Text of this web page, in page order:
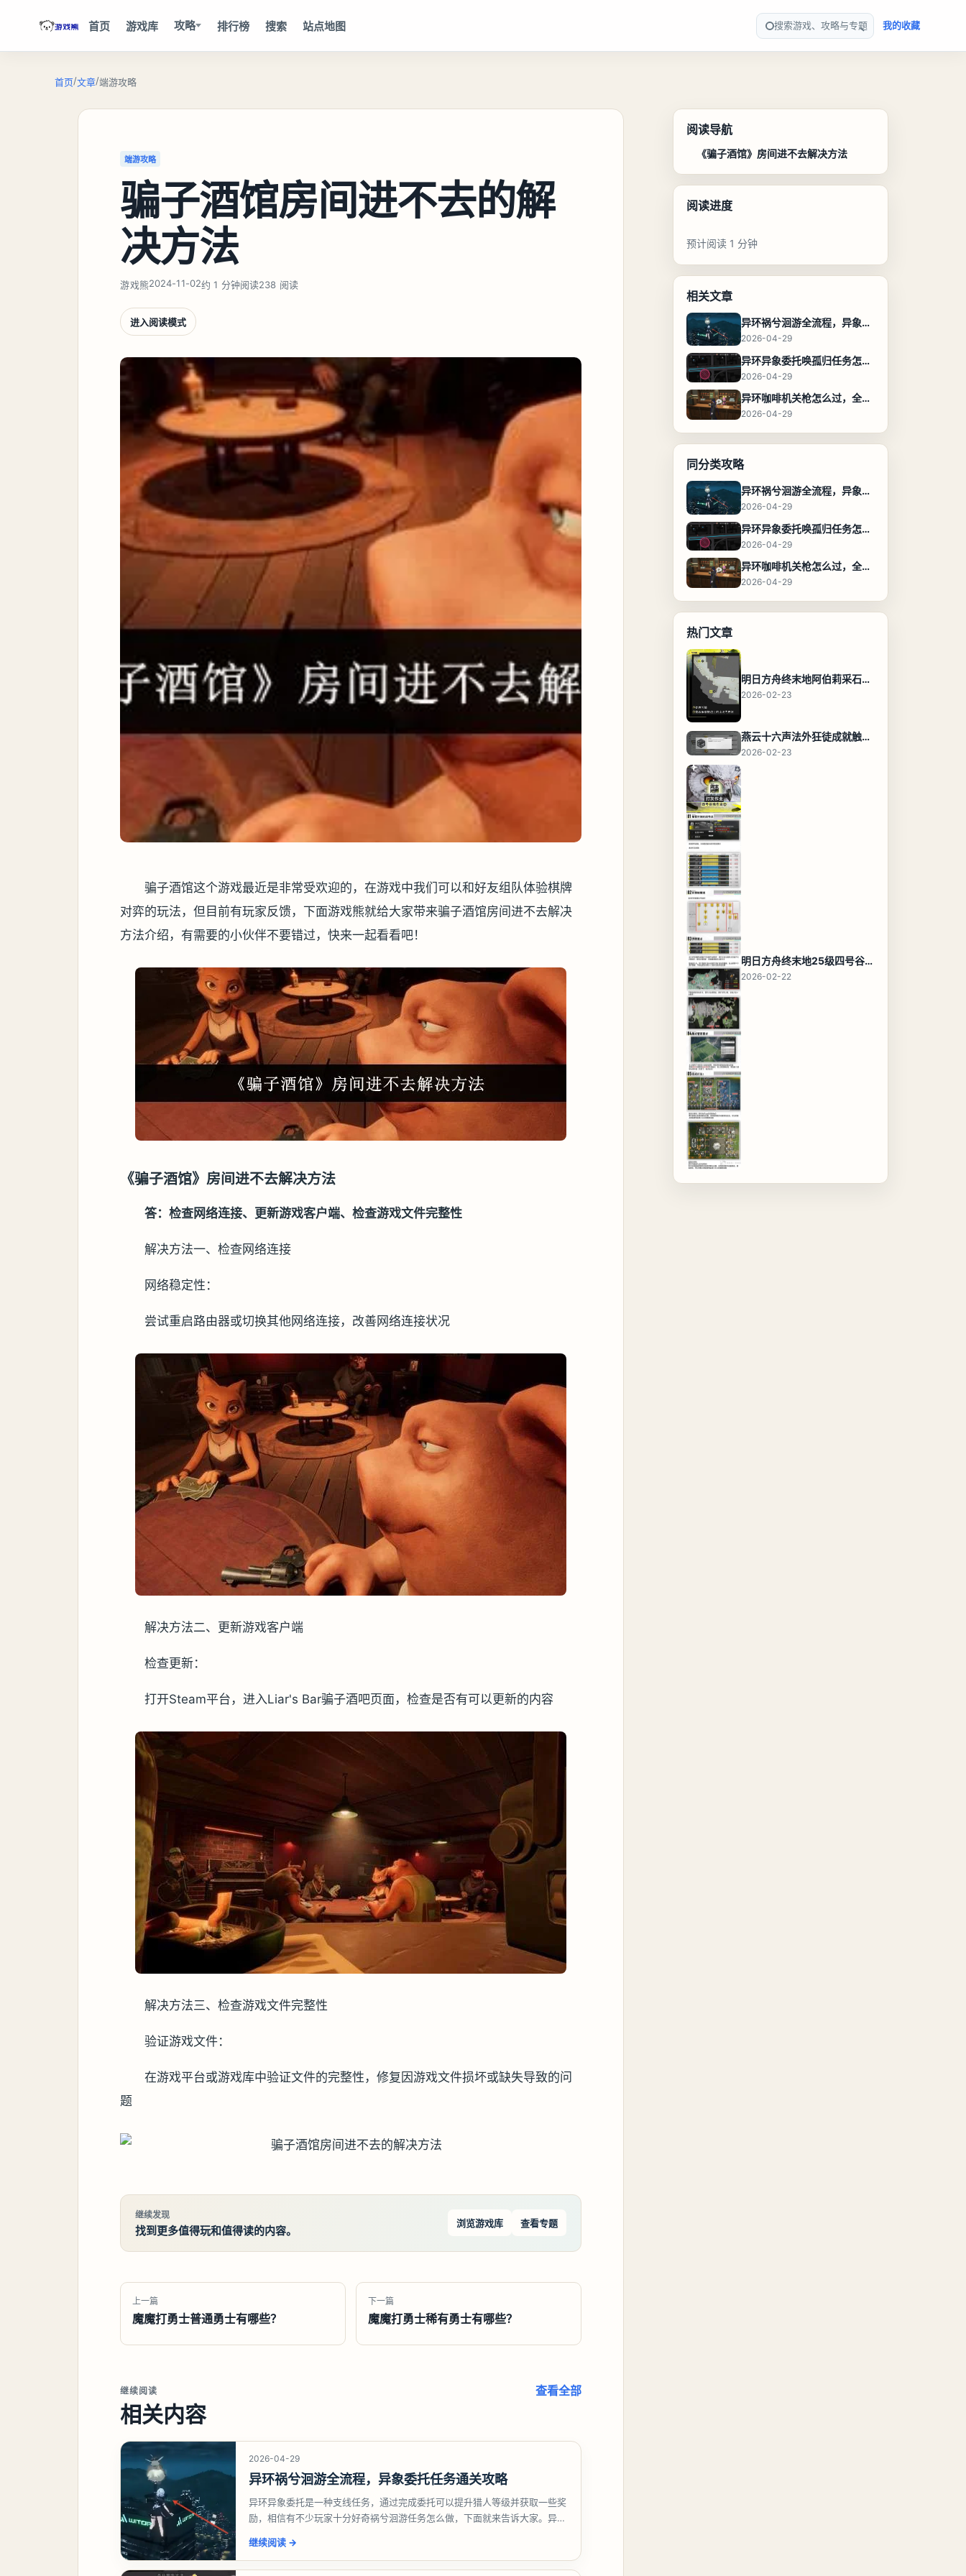
首页 游戏库 攻略 排行榜 搜索 站点地图 搜索游戏、攻略与专题 我的收藏
首页/文章/端游攻略
端游攻略
骗子酒馆房间进不去的解
决方法
游戏熊2024-11-02约 1 分钟阅读238 阅读
进入阅读模式
骗子酒馆这个游戏最近是非常受欢迎的，在游戏中我们可以和好友组队体验棋牌
对弈的玩法，但目前有玩家反馈，下面游戏熊就给大家带来骗子酒馆房间进不去解决
方法介绍，有需要的小伙伴不要错过，快来一起看看吧！
《骗子酒馆》房间进不去解决方法
答：检查网络连接、更新游戏客户端、检查游戏文件完整性
解决方法一、检查网络连接
网络稳定性：
尝试重启路由器或切换其他网络连接，改善网络连接状况
解决方法二、更新游戏客户端
检查更新：
打开Steam平台，进入Liar's Bar骗子酒吧页面，检查是否有可以更新的内容
解决方法三、检查游戏文件完整性
验证游戏文件：
在游戏平台或游戏库中验证文件的完整性，修复因游戏文件损坏或缺失导致的问
题
继续发现
找到更多值得玩和值得读的内容。
浏览游戏库 查看专题
上一篇
魔魔打勇士普通勇士有哪些？
下一篇
魔魔打勇士稀有勇士有哪些？
继续阅读
相关内容
查看全部
2026-04-29
异环祸兮洄游全流程，异象委托任务通关攻略
异环异象委托是一种支线任务，通过完成委托可以提升猎人等级并获取一些奖
励，相信有不少玩家十分好奇祸兮洄游任务怎么做，下面就来告诉大家。异环
继续阅读 →
阅读导航
《骗子酒馆》房间进不去解决方法
阅读进度
预计阅读 1 分钟
相关文章
异环祸兮洄游全流程，异象委托任务通关攻略
2026-04-29
异环异象委托唤孤归任务怎么完成，流程步骤与位置攻略
2026-04-29
异环咖啡机关枪怎么过，全流程通关攻略
2026-04-29
同分类攻略
异环祸兮洄游全流程，异象委托任务通关攻略
2026-04-29
异环异象委托唤孤归任务怎么完成，流程步骤与位置攻略
2026-04-29
异环咖啡机关枪怎么过，全流程通关攻略
2026-04-29
热门文章
明日方舟终末地阿伯莉采石场宝箱全收集攻略，全点位分布图与路线
2026-02-23
燕云十六声法外狂徒成就触发条件与通关攻略
2026-02-23
明日方舟终末地25级四号谷地基地蓝图，高效布局规划
2026-02-22